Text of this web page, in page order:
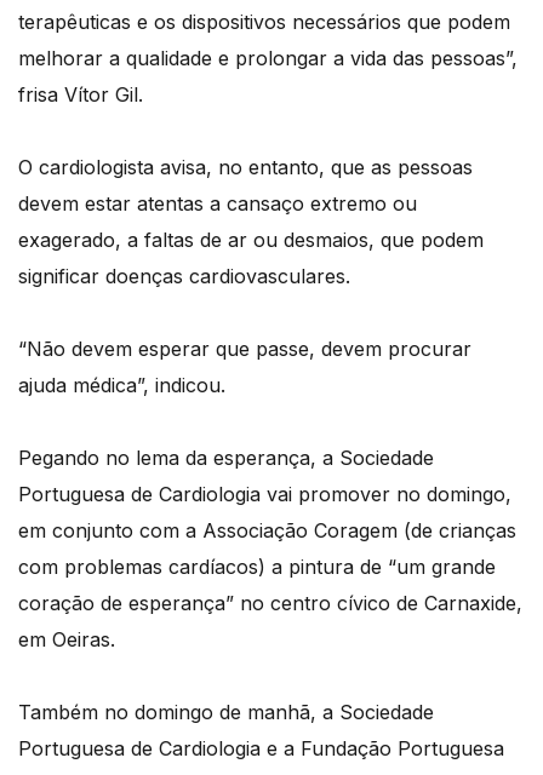
terapêuticas e os dispositivos necessários que podem
melhorar a qualidade e prolongar a vida das pessoas”,
frisa Vítor Gil.
O cardiologista avisa, no entanto, que as pessoas
devem estar atentas a cansaço extremo ou
exagerado, a faltas de ar ou desmaios, que podem
significar doenças cardiovasculares.
“Não devem esperar que passe, devem procurar
ajuda médica”, indicou.
Pegando no lema da esperança, a Sociedade
Portuguesa de Cardiologia vai promover no domingo,
em conjunto com a Associação Coragem (de crianças
com problemas cardíacos) a pintura de “um grande
coração de esperança” no centro cívico de Carnaxide,
em Oeiras.
Também no domingo de manhã, a Sociedade
Portuguesa de Cardiologia e a Fundação Portuguesa